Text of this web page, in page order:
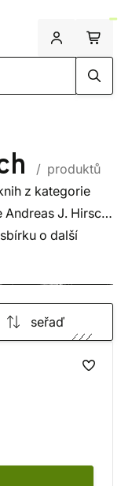
/ produktů
z kategorie
Andreas J. Hirsch
o další
autora. U nás si
✔️
a bezpečný
seřaď